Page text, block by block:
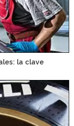
la clave